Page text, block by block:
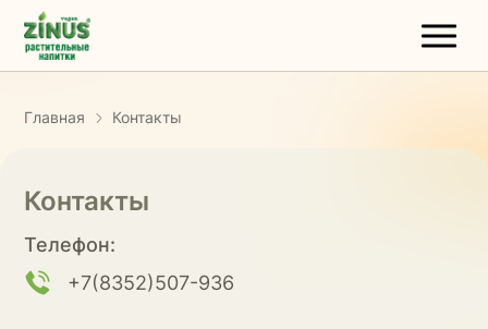
Главная Контакты
Контакты
Телефон:
+7(8352)507-936